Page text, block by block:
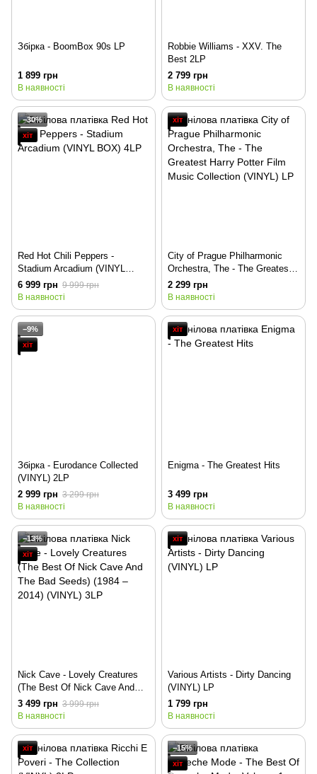
Збірка - BoomBox 90s LP
1 899 грн
В наявності
Robbie Williams - XXV. The
Best 2LP
2 799 грн
В наявності
−30%
хіт
Red Hot Chili Peppers -
Stadium Arcadium (VINYL
BOX) 4LP
6 999 грн 9 999 грн
В наявності
хіт
City of Prague Philharmonic
Orchestra, The - The Greatest
Harry Potter Film Music
Collection (VINYL) LP
2 299 грн
В наявності
−9%
хіт
Збірка - Eurodance Collected
(VINYL) 2LP
2 999 грн 3 299 грн
В наявності
хіт
Enigma - The Greatest Hits
3 499 грн
В наявності
−13%
хіт
Nick Cave - Lovely Creatures
(The Best Of Nick Cave And
The Bad Seeds) (1984 – 2014)
(VINYL) 3LP
3 499 грн 3 999 грн
В наявності
хіт
Various Artists - Dirty Dancing
(VINYL) LP
1 799 грн
В наявності
хіт
−15%
хіт